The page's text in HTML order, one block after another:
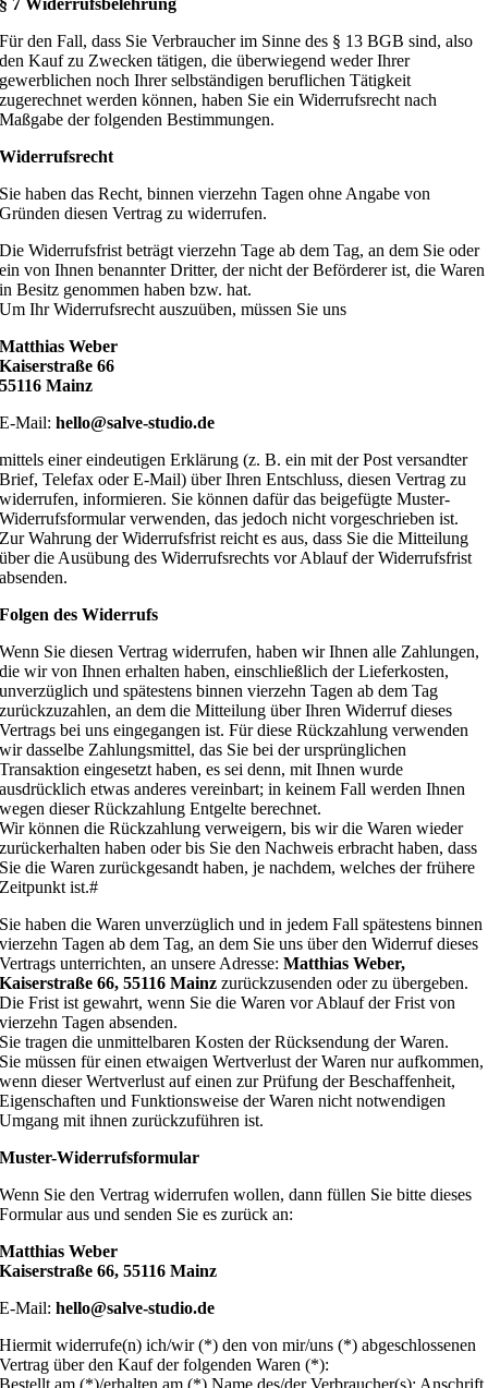
§ 7 Widerrufsbelehrung
Für den Fall, dass Sie Verbraucher im Sinne des § 13 BGB sind, also
den Kauf zu Zwecken tätigen, die überwiegend weder Ihrer
gewerblichen noch Ihrer selbständigen beruflichen Tätigkeit
zugerechnet werden können, haben Sie ein Widerrufsrecht nach
Maßgabe der folgenden Bestimmungen.
Widerrufsrecht
Sie haben das Recht, binnen vierzehn Tagen ohne Angabe von
Gründen diesen Vertrag zu widerrufen.
Die Widerrufsfrist beträgt vierzehn Tage ab dem Tag, an dem Sie oder
ein von Ihnen benannter Dritter, der nicht der Beförderer ist, die Waren
in Besitz genommen haben bzw. hat.
Um Ihr Widerrufsrecht auszuüben, müssen Sie uns
Matthias Weber
Kaiserstraße 66
55116 Mainz
E-Mail:hello@salve-studio.de
mittels einer eindeutigen Erklärung (z. B. ein mit der Post versandter
Brief, Telefax oder E-Mail) über Ihren Entschluss, diesen Vertrag zu
widerrufen, informieren. Sie können dafür das beigefügte Muster-
Widerrufsformular verwenden, das jedoch nicht vorgeschrieben ist.
Zur Wahrung der Widerrufsfrist reicht es aus, dass Sie die Mitteilung
über die Ausübung des Widerrufsrechts vor Ablauf der Widerrufsfrist
absenden.
Folgen des Widerrufs
Wenn Sie diesen Vertrag widerrufen, haben wir Ihnen alle Zahlungen,
die wir von Ihnen erhalten haben, einschließlich der Lieferkosten,
unverzüglich und spätestens binnen vierzehn Tagen ab dem Tag
zurückzuzahlen, an dem die Mitteilung über Ihren Widerruf dieses
Vertrags bei uns eingegangen ist. Für diese Rückzahlung verwenden
wir dasselbe Zahlungsmittel, das Sie bei der ursprünglichen
Transaktion eingesetzt haben, es sei denn, mit Ihnen wurde
ausdrücklich etwas anderes vereinbart; in keinem Fall werden Ihnen
wegen dieser Rückzahlung Entgelte berechnet.
Wir können die Rückzahlung verweigern, bis wir die Waren wieder
zurückerhalten haben oder bis Sie den Nachweis erbracht haben, dass
Sie die Waren zurückgesandt haben, je nachdem, welches der frühere
Zeitpunkt ist.#
Sie haben die Waren unverzüglich und in jedem Fall spätestens binnen
vierzehn Tagen ab dem Tag, an dem Sie uns über den Widerruf dieses
Vertrags unterrichten, an unsere Adresse: Matthias Weber,
Kaiserstraße 66, 55116 Mainzzurückzusenden oder zu übergeben.
Die Frist ist gewahrt, wenn Sie die Waren vor Ablauf der Frist von
vierzehn Tagen absenden.
Sie tragen die unmittelbaren Kosten der Rücksendung der Waren.
Sie müssen für einen etwaigen Wertverlust der Waren nur aufkommen,
wenn dieser Wertverlust auf einen zur Prüfung der Beschaffenheit,
Eigenschaften und Funktionsweise der Waren nicht notwendigen
Umgang mit ihnen zurückzuführen ist.
Muster-Widerrufsformular
Wenn Sie den Vertrag widerrufen wollen, dann füllen Sie bitte dieses
Formular aus und senden Sie es zurück an:
Matthias Weber
Kaiserstraße 66, 55116 Mainz
E-Mail:hello@salve-studio.de
Hiermit widerrufe(n) ich/wir (*) den von mir/uns (*) abgeschlossenen
Vertrag über den Kauf der folgenden Waren (*):
Bestellt am (*)/erhalten am (*) Name des/der Verbraucher(s): Anschrift